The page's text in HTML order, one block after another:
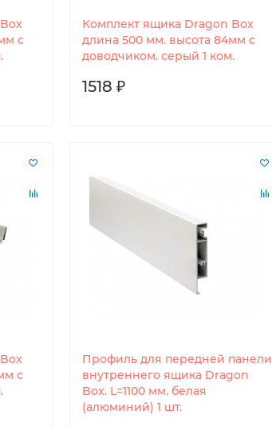
с
Комплект ящика Dragon Box
длина 500 мм. высота 84мм с
доводчиком. серый 1 ком.
1518 ₽
с
Профиль для передней панели
внутреннего ящика Dragon
Box. L=1100 мм. белая
(алюминий) 1 шт.